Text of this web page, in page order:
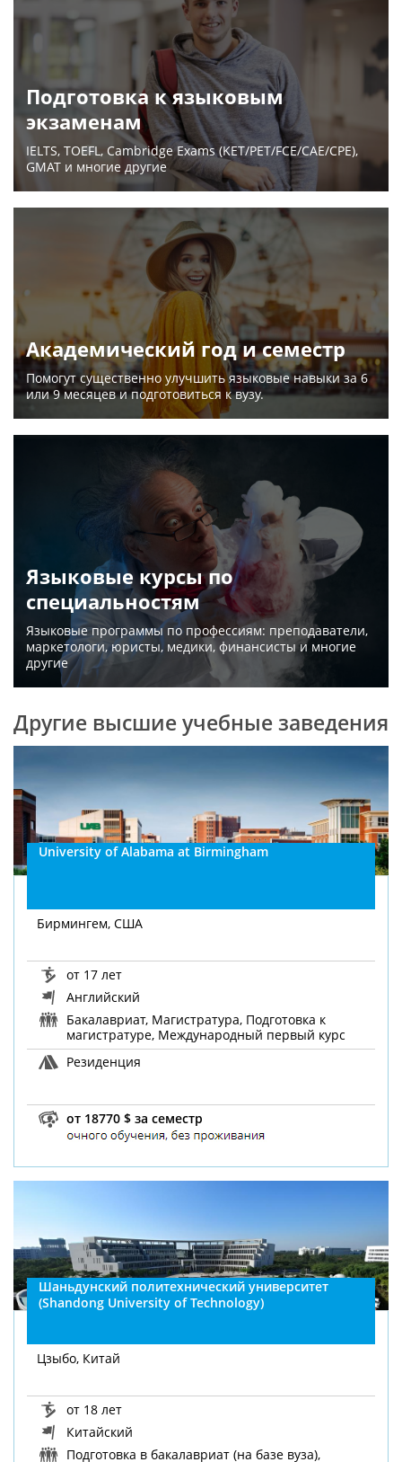
Подготовка к языковым
экзаменам
IELTS, TOEFL, Cambridge Exams (KET/PET/FCE/CAE/CPE),
GMAT и многие другие
Академический год и семестр
Помогут существенно улучшить языковые навыки за 6
или 9 месяцев и подготовиться к вузу.
Языковые курсы по
специальностям
Языковые программы по профессиям: преподаватели,
маркетологи, юристы, медики, финансисты и многие
другие
Другие высшие учебные заведения
University of Alabama at Birmingham
Бирмингем, США
от 17 лет
Английский
Бакалавриат, Магистратура, Подготовка к
магистратуре, Международный первый курс
Резиденция
от 18770 $ за семестр
Шаньдунский политехнический университет
(Shandong University of Technology)
Цзыбо, Китай
от 18 лет
Китайский
Подготовка в бакалавриат (на базе вуза),